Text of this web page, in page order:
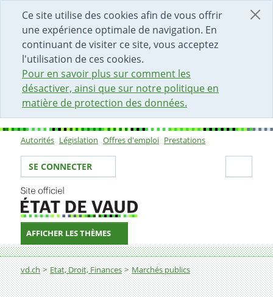
Ce site utilise des cookies afin de vous offrir
une expérience optimale de navigation. En
continuant de visiter ce site, vous acceptez
l'utilisation de ces cookies.
Pour en savoir plus sur comment les
désactiver, ainsi que sur notre politique en
matière de protection des données.
DÉBUT DU CONTENU DE LA PAGE
ACCÈS AU CHAMP DE RECHERCHE
PAGE D'ACCUEIL
FORMULAIRE DE CONTACT
Sous-navigation
Autorités Législation Offres d'emploi Prestations
Votre identité
SE CONNECTER
AFFICHER LES THÈMES
Fil d'Ariane
vd.ch Etat, Droit, Finances Marchés publics
Motifs permettant de recourir au gré à gré